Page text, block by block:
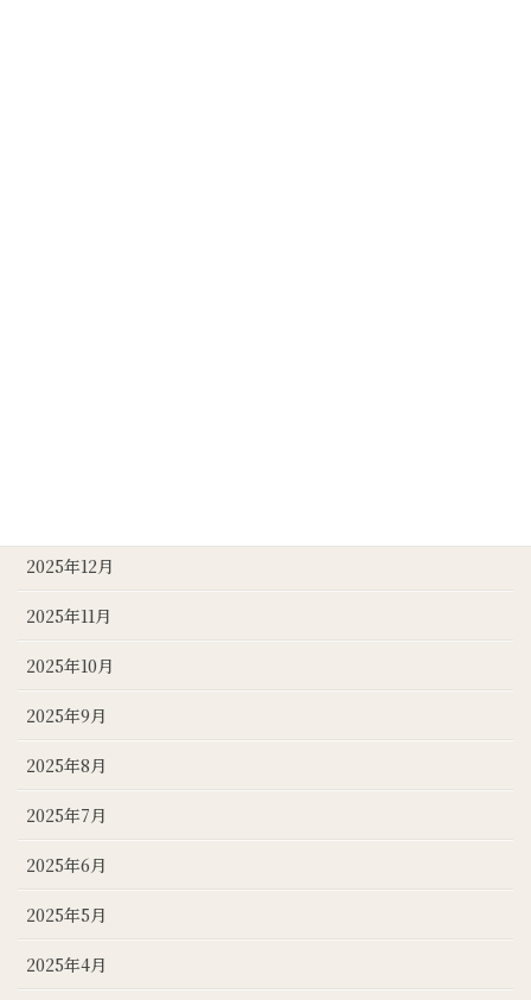
2025年12月
2025年11月
2025年10月
2025年9月
2025年8月
2025年7月
2025年6月
2025年5月
2025年4月